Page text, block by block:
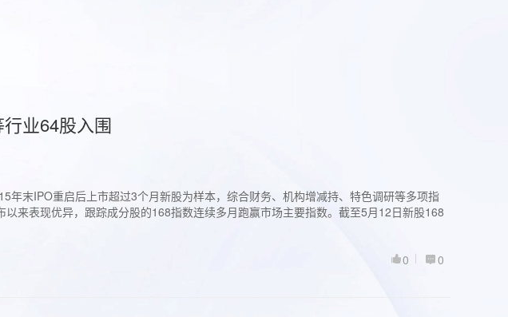
业64股入围
年末IPO重启后上市超过3个月新股为样本，综合财务、机构增减持、特色调研等多项指
来表现优异，跟踪成分股的168指数连续多月跑赢市场主要指数。截至5月12日新股168
0
0